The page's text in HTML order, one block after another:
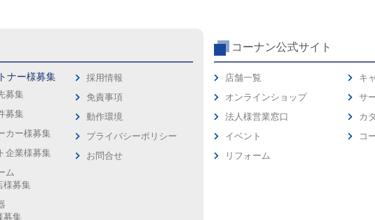
ナー様募集
募集
募集
カー様募集
企業様募集
ム
様募集
募集
採用情報
免責事項
動作環境
プライバシーポリシー
お問合せ
コーナン公式サイト
店舗一覧
オンラインショップ
法人様営業窓口
イベント
リフォーム
キ
サ
カ
コ